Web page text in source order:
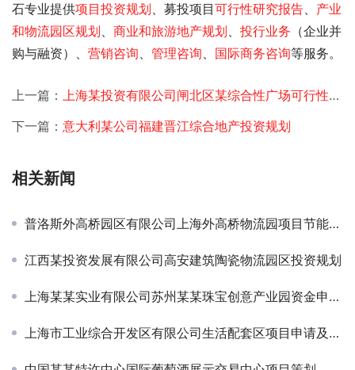
石专业提供项目投资规划、募投项目可行性研究报告、 产业
和物流园区规划、 商业和旅游地产规划、 投行业务 （企业并
购与融资）、 营销咨询、 管理咨询、 国际商务咨询等服务。
上一篇： 上海某投资有限公司闸北区某综合性广场可行性研究
下一篇： 意大利某公司福建晋江综合地产投资规划
相关新闻
普洛斯外高桥园区有限公司上海外高桥物流园项目节能报告
江西某投资发展有限公司高安建筑陶瓷物流园区投资规划
上海某某实业有限公司苏州某某珠宝创意产业园资金申请报告
上海市工业综合开发区有限公司生活配套区项目申请及节能评估报告